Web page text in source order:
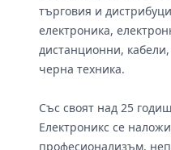
търговия и
електроника,
дистанционни,
черна техника.
Със своят над 25
Електроникс се
професионализъм,